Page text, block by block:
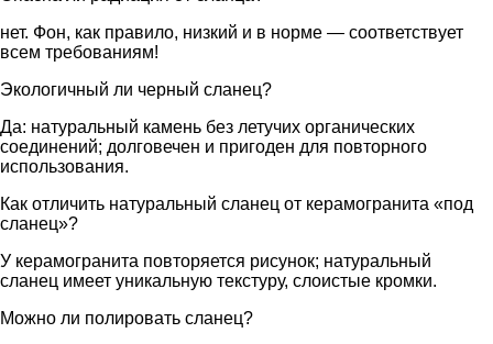
нет. Фон, как правило, низкий и в норме — соответствует
всем требованиям!
Экологичный ли черный сланец?
Да: натуральный камень без летучих органических
соединений; долговечен и пригоден для повторного
использования.
Как отличить натуральный сланец от керамогранита «под
сланец»?
У керамогранита повторяется рисунок; натуральный
сланец имеет уникальную текстуру, слоистые кромки.
Можно ли полировать сланец?